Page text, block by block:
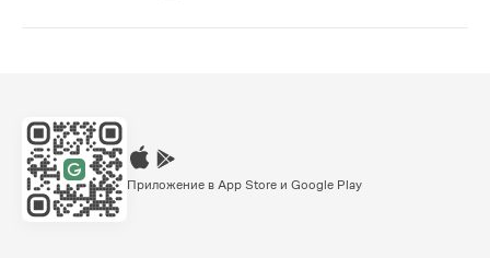
Приложение в App Store и Google Play